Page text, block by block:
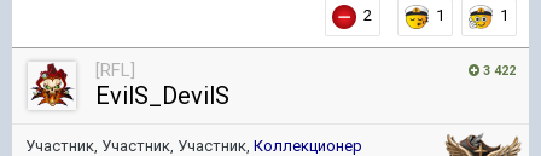
2 1 1
3 422
[RFL]
EvilS_DevilS
Участник, Участник, Участник, Коллекционер